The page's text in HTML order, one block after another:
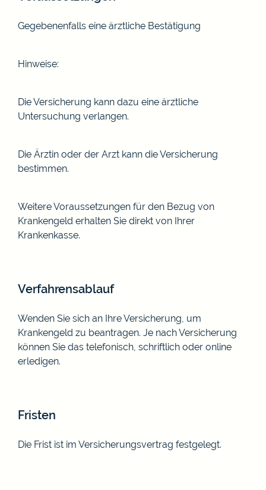
Gegebenenfalls eine ärztliche Bestätigung
Hinweise:
Die Versicherung kann dazu eine ärztliche
Untersuchung verlangen.
Die Ärztin oder der Arzt kann die Versicherung
bestimmen.
Weitere Voraussetzungen für den Bezug von
Krankengeld erhalten Sie direkt von Ihrer
Krankenkasse.
Verfahrensablauf
Wenden Sie sich an Ihre Versicherung, um
Krankengeld zu beantragen. Je nach Versicherung
können Sie das telefonisch, schriftlich oder online
erledigen.
Fristen
Die Frist ist im Versicherungsvertrag festgelegt.